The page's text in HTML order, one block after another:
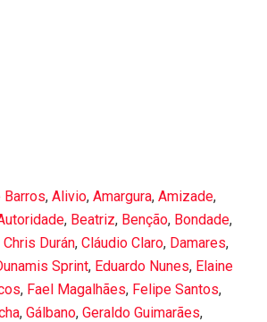
Barros, Alivio, Amargura, Amizade,
, Beatriz, Benção, Bondade,
Chris Durán, Cláudio Claro, Damares,
Sprint, Eduardo Nunes, Elaine
, Fael Magalhães, Felipe Santos,
, Gálbano, Geraldo Guimarães,